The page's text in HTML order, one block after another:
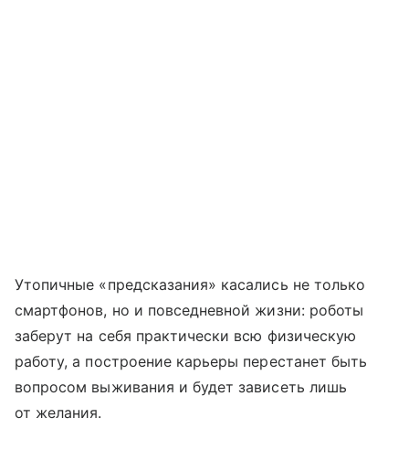
Утопичные «предсказания» касались не только
смартфонов, но и повседневной жизни: роботы
заберут на себя практически всю физическую
работу, а построение карьеры перестанет быть
вопросом выживания и будет зависеть лишь
от желания.